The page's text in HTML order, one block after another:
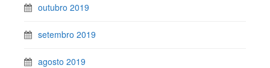
outubro 2019
setembro 2019
agosto 2019